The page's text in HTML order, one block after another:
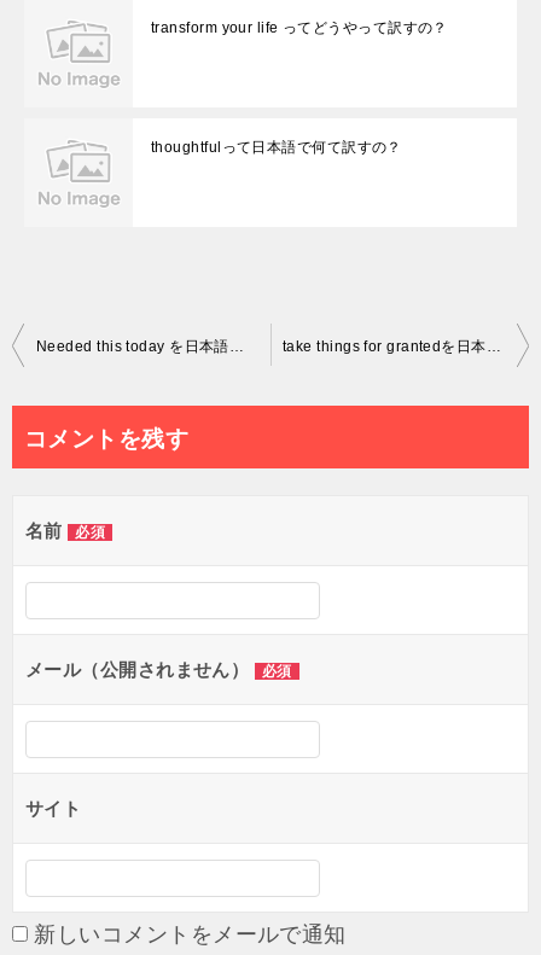
transform your life ってどうやって訳すの？
thoughtfulって日本語で何て訳すの？
投
ナ
ビ
ゲ
Needed this today を日本語で解釈してみた take things for grantedを日本語で考えてみた
コメントを残す
名前 必須
メール（公開されません） 必須
サイト
新しいコメントをメールで通知